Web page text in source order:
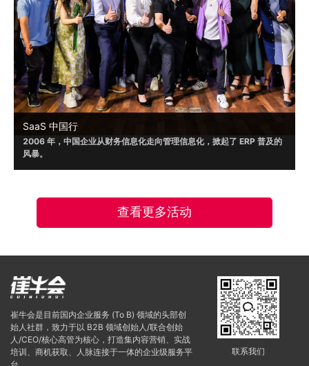
SaaS 中国行
2006 年，中国企业从财务信息化走向管理信息化，掀起了 ERP 普及的
风暴。
2023 年，疫情之后，中国企业数字化进程明显加速。崔牛会将开启覆
盖全国一二线城市的『 SaaS 中国行』系列活动，期待让更多优秀的数
查看更多活动
崔牛会是目前国内企业服务 (To B) 领域的头部创
始人社群，致力于以 B2B 领域创始人/联合创始
人/CEO/核心高管为核心，打造集内容营销、实战
培训、商机获取、人脉连接于一体的企业级服务平
联系我们